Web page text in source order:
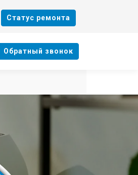
Cтатус ремонта
Oбратный звонок